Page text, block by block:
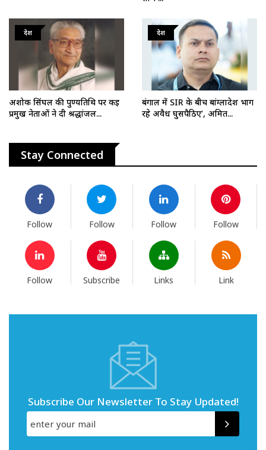
देश
अशोक सिंघल की पुण्यतिथि पर कई
प्रमुख नेताओं ने दी श्रद्धांजल...
देश
बंगाल में SIR के बीच बांग्लादेश भाग
रहे अवैध घुसपैठिए’, अमित...
Stay Connected
Follow Follow Follow Follow
Follow Subscribe Links Link
Subscribe Our Newsletter To Stay Updated!